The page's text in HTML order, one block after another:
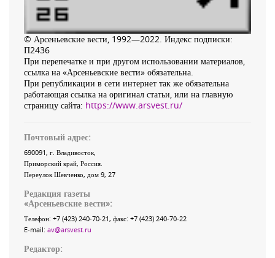
© Арсеньевские вести, 1992—2022. Индекс подписки:
П2436
При перепечатке и при другом использовании материалов,
ссылка на «Арсеньевские вести» обязательна.
При републикации в сети интернет так же обязательна
работающая ссылка на оригинал статьи, или на главную
страницу сайта: https://www.arsvest.ru/
Почтовый адрес:
690091, г. Владивосток,
Приморский край, Россия
Переулок Шевченко, дом 9, 27
Редакция газеты
«Арсеньевские вести»:
Телефон: +7 (423) 240-70-21, факс: +7 (423) 240-70-22
E-mail: av@arsvest.ru
Редактор: